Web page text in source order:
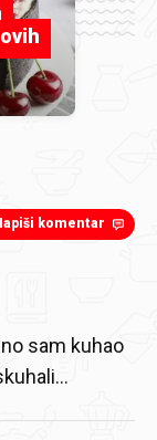
komentar
sam kuhao